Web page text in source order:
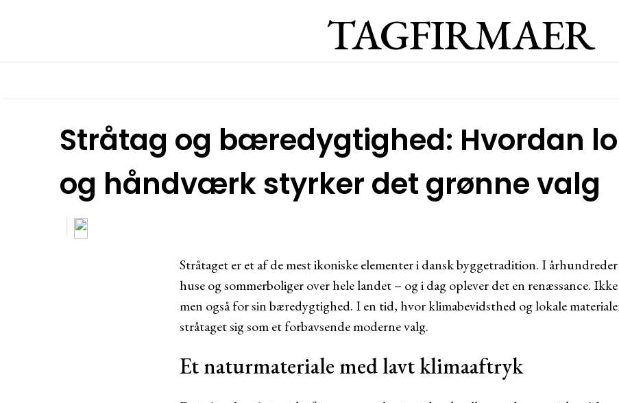
TAGFIRMAER
Stråtag og bæredygtighed: Hvordan
og håndværk styrker det grønne valg
Stråtaget er et af de mest ikoniske elementer i dansk byggetradition. I
huse og sommerboliger over hele landet – og i dag oplever det en renæssance.
men også for sin bæredygtighed. I en tid, hvor klimabevidsthed og lokale
stråtaget sig som et forbavsende moderne valg.
Et naturmateriale med lavt klimaaftryk